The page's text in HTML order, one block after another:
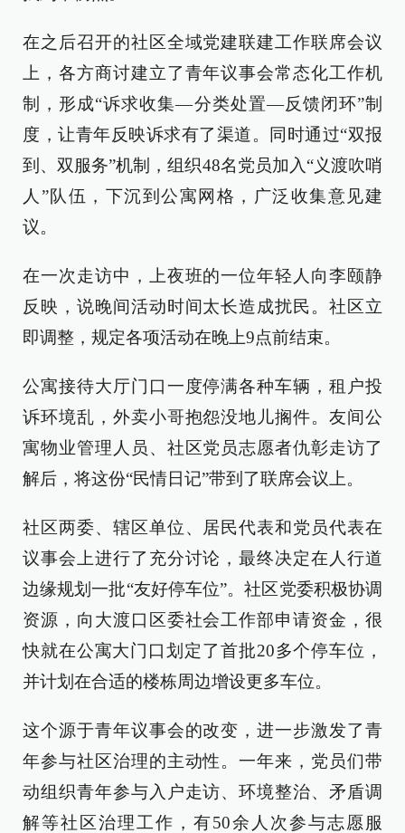
在之后召开的社区全域党建联建工作联席会议
上，各方商讨建立了青年议事会常态化工作机
制，形成“诉求收集—分类处置—反馈闭环”制
度，让青年反映诉求有了渠道。同时通过“双报
到、双服务”机制，组织48名党员加入“义渡吹哨
人”队伍，下沉到公寓网格，广泛收集意见建
议。
在一次走访中，上夜班的一位年轻人向李颐静
反映，说晚间活动时间太长造成扰民。社区立
即调整，规定各项活动在晚上9点前结束。
公寓接待大厅门口一度停满各种车辆，租户投
诉环境乱，外卖小哥抱怨没地儿搁件。友间公
寓物业管理人员、社区党员志愿者仇彰走访了
解后，将这份“民情日记”带到了联席会议上。
社区两委、辖区单位、居民代表和党员代表在
议事会上进行了充分讨论，最终决定在人行道
边缘规划一批“友好停车位”。社区党委积极协调
资源，向大渡口区委社会工作部申请资金，很
快就在公寓大门口划定了首批20多个停车位，
并计划在合适的楼栋周边增设更多车位。
这个源于青年议事会的改变，进一步激发了青
年参与社区治理的主动性。一年来，党员们带
动组织青年参与入户走访、环境整治、矛盾调
解等社区治理工作，有50余人次参与志愿服